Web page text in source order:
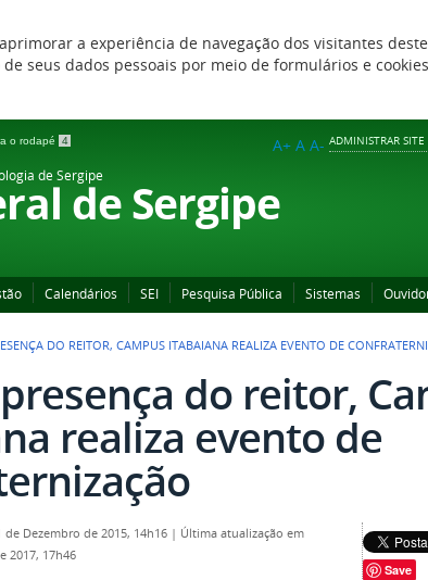
a experiência de navegação dos visitantes
seus dados pessoais por meio de formulários e
o rodapé 4 ADMINISTRAR SITE
A+ A A-
de Sergipe
de Sergipe
Calendários SEI Pesquisa Pública Sistemas
DO REITOR, CAMPUS ITABAIANA REALIZA EVENTO DE
do reitor,
realiza evento de
Dezembro de 2015, 14h16 | Última atualização em
2017, 17h46
Save